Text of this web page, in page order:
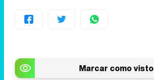
Marcar como visto